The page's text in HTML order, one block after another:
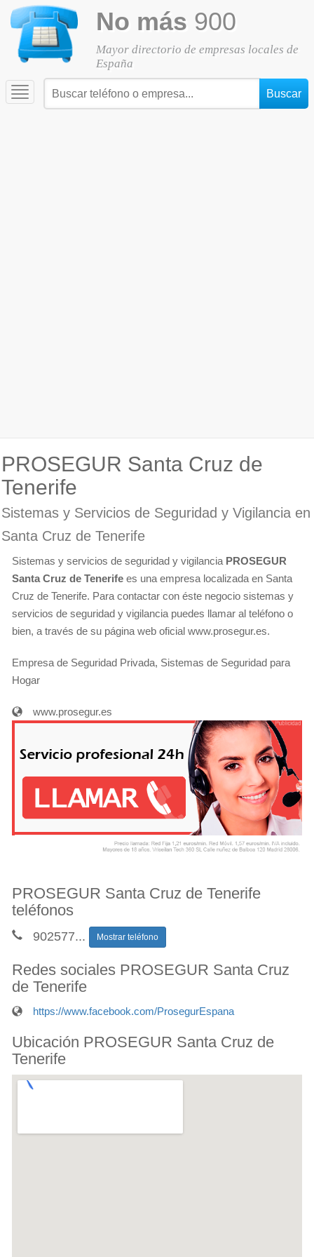
No más 900
Mayor directorio de empresas locales de
España
Toggle
navigation
PROSEGUR Santa Cruz de
Tenerife
Sistemas y Servicios de Seguridad y Vigilancia en
Santa Cruz de Tenerife
Sistemas y servicios de seguridad y vigilancia PROSEGUR
Santa Cruz de Tenerife es una empresa localizada en Santa
Cruz de Tenerife. Para contactar con éste negocio sistemas y
servicios de seguridad y vigilancia puedes llamar al teléfono o
bien, a través de su página web oficial www.prosegur.es.
Empresa de Seguridad Privada, Sistemas de Seguridad para
Hogar
www.prosegur.es
PROSEGUR Santa Cruz de Tenerife
teléfonos
902577... Mostrar teléfono
Redes sociales PROSEGUR Santa Cruz
de Tenerife
https://www.facebook.com/ProsegurEspana
Ubicación PROSEGUR Santa Cruz de
Tenerife